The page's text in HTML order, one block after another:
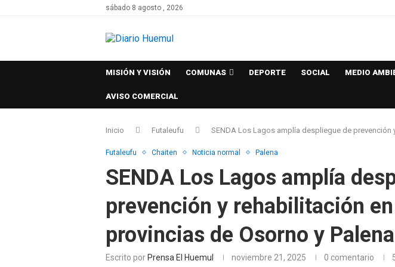
sábado 8 agosto , 2026
MISIÓN Y VISIÓN COMUNAS DEPORTE SOCIAL MEDIO
AVISO COMERCIAL
Inicio Futaleufu SENDA Los Lagos amplía despliegue de
Futaleufu Chaiten Noticia normal Palena
SENDA Los Lagos amplía
prevención y rehabilitación
provincias de Osorno y Palena
Escrito por Prensa El Huemul noviembre 21, 2025 0 comentario